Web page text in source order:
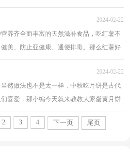
的魅力所在，今天小编为...
2024-02-22
养齐全而丰富的天然滋补食品，吃红薯不
美、防止亚健康、通便排毒。那么红薯好
，接下来给大...
2024-02-22
然做法也不是太一样，中秋吃月饼是古代
喜爱，那小编今天就来教教大家蛋黄月饼
家喜欢！ 蛋黄月饼...
2 3 4 下一页 尾页